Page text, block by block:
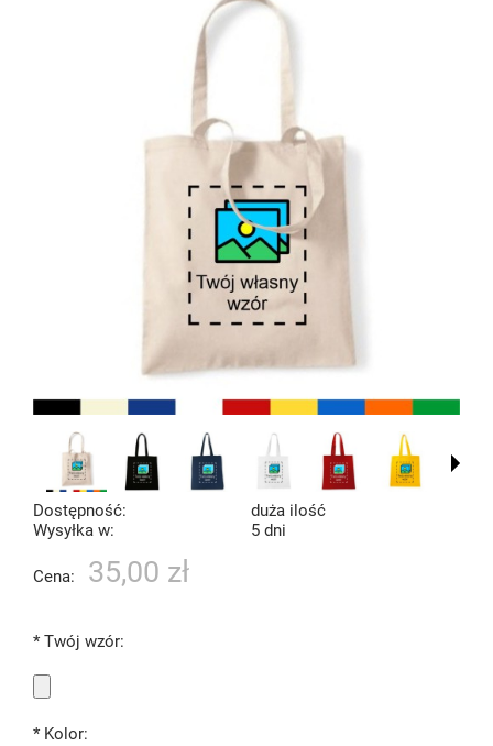
Dostępność:
duża ilość
Wysyłka w:
5 dni
Cena: 35,00 zł
*Twój wzór:
*Kolor: